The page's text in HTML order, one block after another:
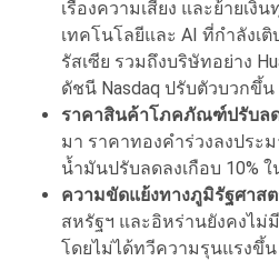
เรื่องความเสี่ยง และย้ายเงิ
เทคโนโลยีและ AI ที่กำลังเ
รัสเซีย รวมถึงบริษัทอย่าง
ดัชนี Nasdaq ปรับตัวบวกขึ้น
ราคาสินค้าโภคภัณฑ์ปรับล
มา ราคาทองคำร่วงลงประ
น้ำมันปรับลดลงเกือบ 10%
ความขัดแย้งทางภูมิรัฐศาส
สหรัฐฯ และอิหร่านยังคงไม่
โดยไม่ได้ทวีความรุนแรงขึ้